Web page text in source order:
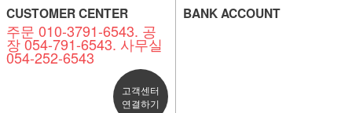
CUSTOMER CENTER
주문 010-3791-6543. 공
장 054-791-6543. 사무실
054-252-6543
고객센터
연결하기
BANK ACCOUNT